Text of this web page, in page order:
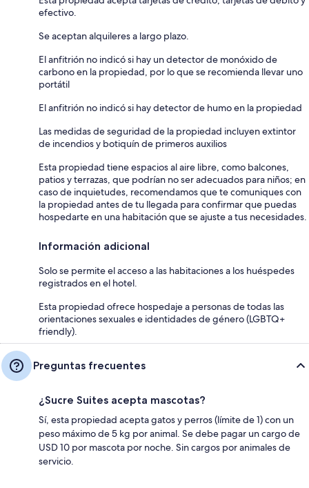
efectivo.
Se aceptan alquileres a largo plazo.
El anfitrión no indicó si hay un detector de monóxido de
carbono en la propiedad, por lo que se recomienda llevar uno
portátil
El anfitrión no indicó si hay detector de humo en la propiedad
Las medidas de seguridad de la propiedad incluyen extintor
de incendios y botiquín de primeros auxilios
Esta propiedad tiene espacios al aire libre, como balcones,
patios y terrazas, que podrían no ser adecuados para niños; en
caso de inquietudes, recomendamos que te comuniques con
la propiedad antes de tu llegada para confirmar que puedas
hospedarte en una habitación que se ajuste a tus necesidades.
Información adicional
Solo se permite el acceso a las habitaciones a los huéspedes
registrados en el hotel.
Esta propiedad ofrece hospedaje a personas de todas las
orientaciones sexuales e identidades de género (LGBTQ+
friendly).
Preguntas frecuentes
¿Sucre Suites acepta mascotas?
Sí, esta propiedad acepta gatos y perros (límite de 1) con un
peso máximo de 5 kg por animal. Se debe pagar un cargo de
USD 10 por mascota por noche. Sin cargos por animales de
servicio.